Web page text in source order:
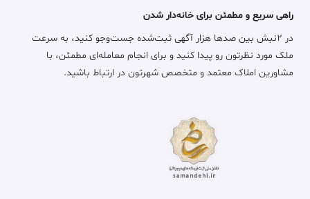
راهی سریع و مطمئن برای خانه‌دار شدن
در ۲نبش بین صدها هزار آگهی ثبت‌شده جست‌وجو کنید، به سرعت
ملک مورد نظرتون رو پیدا کنید و برای انجام معامله‌ای مطمئن، با
مشاورین املاک معتمد و متخصص شهرتون در ارتباط باشید.